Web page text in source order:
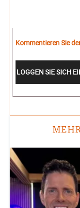
Kommentieren Sie
LOGGEN SIE SICH